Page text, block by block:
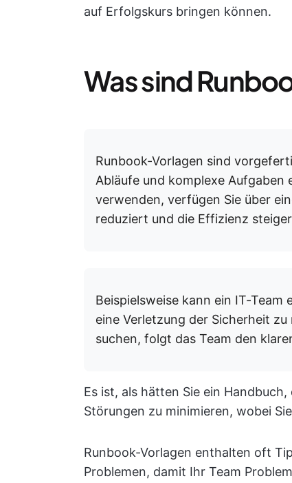
auf Erfolgskurs bringen können.
Was sind
Runbook-Vorlagen sind
Abläufe und komplexe Aufgaben
verwenden, verfügen Sie über
reduziert und die Effizienz
Beispielsweise kann ein IT-Team
eine Verletzung der Sicherheit
suchen, folgt das Team den
Es ist, als hätten Sie ein
Störungen zu minimieren, wobei
Runbook-Vorlagen enthalten oft
Problemen, damit Ihr Team